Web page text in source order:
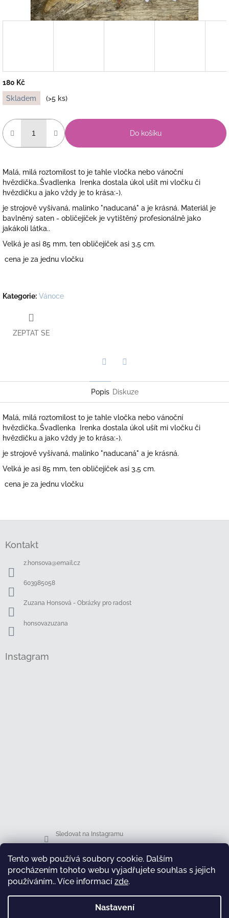
Tento web používá soubory cookie. Dalším
procházením tohoto webu vyjadřujete souhlas s jejich
používáním.. Více informací zde.
Nastavení
180 Kč
Měrná
cena:
Skladem (>5 ks)
Do košíku
Malá, milá roztomilost to je tahle vločka nebo vánoční
hvězdička..Švadlenka Irenka dostala úkol ušít mi vločku či
hvězdičku a jako vždy je to krása:-).
je strojově vyšívaná, malinko "naducaná" a je krásná. Materiál je
bavlněný saten - obličejíček je vytištěný profesionálně jako
jakákoli látka..
Velká je asi 85 mm, ten obličejíček asi 3,5 cm.
cena je za jednu vločku
Kategorie: Vánoce
ZEPTAT SE
Popis Diskuze
Malá, milá roztomilost to je tahle vločka nebo vánoční
hvězdička..Švadlenka Irenka dostala úkol ušít mi vločku či
hvězdičku a jako vždy je to krása:-).
je strojově vyšívaná, malinko "naducaná" a je krásná.
Velká je asi 85 mm, ten obličejíček asi 3,5 cm.
cena je za jednu vločku
Kontakt
z.honsova@email.cz
603985058
Zuzana Honsová - Obrázky pro radost
honsovazuzana
Instagram
Sledovat na Instagramu
Facebook
test